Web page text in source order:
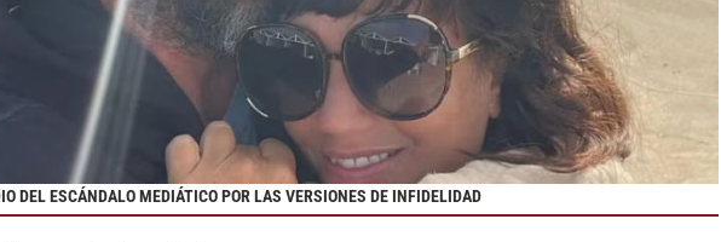
DEL ESCÁNDALO MEDIÁTICO POR LAS VERSIONES DE INFIDELIDAD